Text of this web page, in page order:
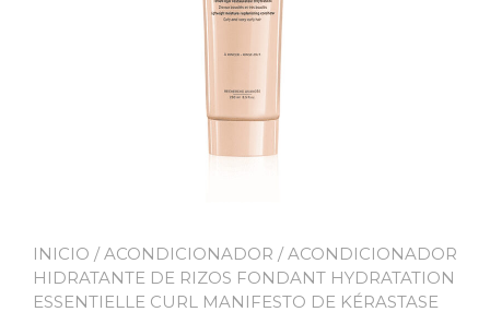
INICIO /ACONDICIONADOR / ACONDICIONADOR
HIDRATANTE DE RIZOS FONDANT HYDRATATION
ESSENTIELLE CURL MANIFESTO DE KÉRASTASE